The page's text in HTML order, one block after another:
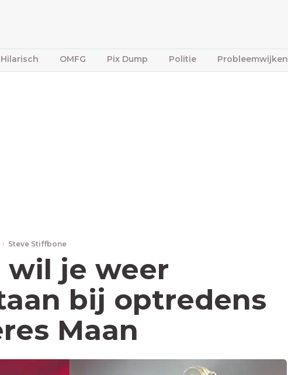
Hilarisch OMFG Pix Dump Politie Probleemwijken
· Steve Stiffbone
wil je weer
bij optredens
Maan